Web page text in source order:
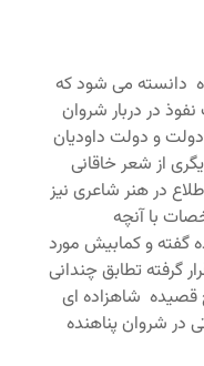
دانسته می شود که
در دربار شروان
دولت و دولت داودیان
از شعر خاقانی
در هنر شاعری نیز
با آنچه
گفته و کمابیش مورد
گرفته تطابق چندانی
قصیده شاهزاده ای
در شروان پناهنده